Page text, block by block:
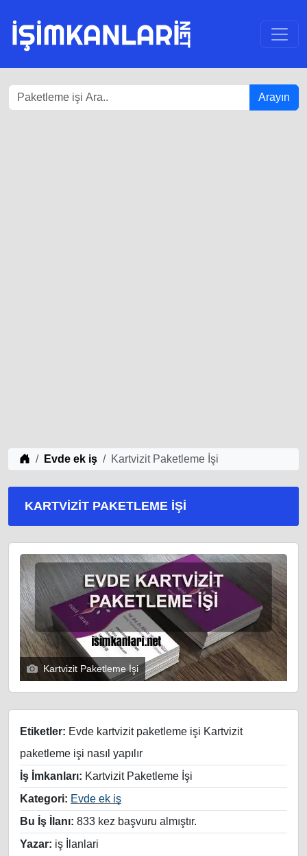
Arayın
iş Fikirleri
Evde ek iş Kartvizit Paketleme İşi
KARTVIZIT PAKETLEME İŞI
Kartvizit Paketleme İşi
Etiketler: Evde kartvizit paketleme işi Kartvizit
paketleme işi nasıl yapılır
İş İmkanları: Kartvizit Paketleme İşi
Kategori: Evde ek iş
Bu İş İlanı: 833 kez başvuru almıştır.
Yazar: iş İlanlari